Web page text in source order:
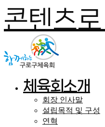
콘텐츠로
체육회소개
회장 인사말
설립목적 및 구성
연혁